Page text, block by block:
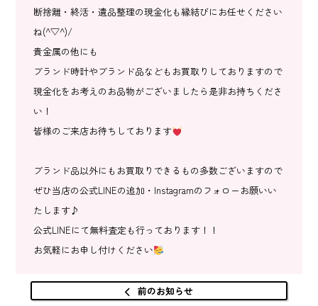
断捨離・終活・遺品整理の現金化も縁結びにお任せください
ね(^▽^)/
貴金属の他にも
ブランド時計やブランド品などもお買取りしておりますので
現金化をお考えのお品物がございましたら是非お持ちくださ
い！
皆様のご来店お待ちしております
ブランド品以外にもお買取りできるもの多数ございますので
ぜひ当店の公式LINEの追加・Instagramのフォローお願いい
たします♪
公式LINEにて無料査定も行っております！！
お気軽にお申し付けください
前のお知らせ